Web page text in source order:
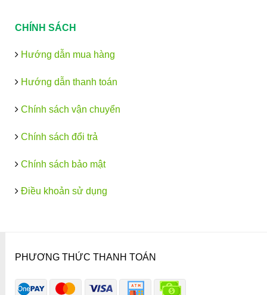
CHÍNH SÁCH
Hướng dẫn mua hàng
Hướng dẫn thanh toán
Chính sách vận chuyển
Chính sách đổi trả
Chính sách bảo mật
Điều khoản sử dụng
PHƯƠNG THỨC THANH TOÁN